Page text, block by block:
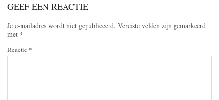
GEEF EEN REACTIE
Je e-mailadres wordt niet gepubliceerd. Vereiste velden zijn gemarkeerd
met *
Reactie *